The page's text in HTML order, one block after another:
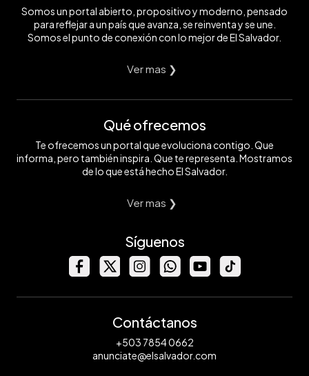
Somos un portal abierto, propositivo y moderno, pensado
para reflejar a un país que avanza, se reinventa y se une.
Somos el punto de conexión con lo mejor de El Salvador.
Ver mas ❯
Qué ofrecemos
Te ofrecemos un portal que evoluciona contigo. Que
informa, pero también inspira. Que te representa. Mostramos
de lo que está hecho El Salvador.
Ver mas ❯
Síguenos
Contáctanos
+503 7854 0662
anunciate@elsalvador.com